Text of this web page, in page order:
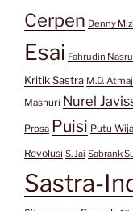
Cerpen Denny
Esai Fahrudin
Kritik Sastra M.D.
Mashuri Nurel
Prosa Puisi Putu
Revolusi S. Jai Sabrank
Sastra-